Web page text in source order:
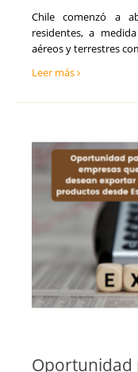
Chile comenzó a
residentes, a
aéreos y terrestres
Leer más
Oportunidad